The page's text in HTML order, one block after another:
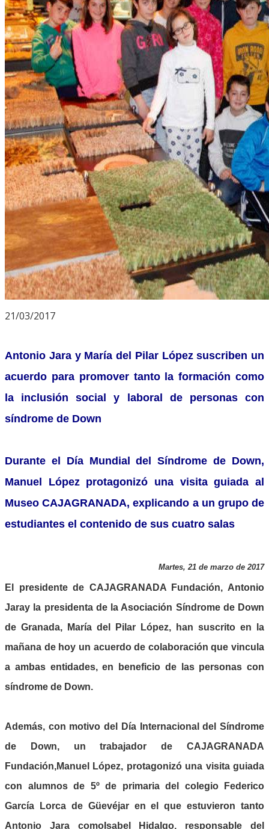
21/03/2017
Antonio Jara y María del Pilar López suscriben un
acuerdo para promover tanto la formación como
la inclusión social y laboral de personas con
síndrome de Down
Durante el Día Mundial del Síndrome de Down,
Manuel López protagonizó una visita guiada al
Museo CAJAGRANADA, explicando a un grupo de
estudiantes el contenido de sus cuatro salas
Martes, 21 de marzo de 2017
El presidente de CAJAGRANADA Fundación, Antonio
Jaray la presidenta de la Asociación Síndrome de Down
de Granada,
María del Pilar López, han suscrito en la
mañana de hoy un acuerdo de colaboración que vincula
a ambas entidades, en beneficio de las personas con
síndrome de Down.
Además, con motivo del Día Internacional del Síndrome
de Down, un trabajador de CAJAGRANADA
Fundación,Manuel López, protagonizó una visita guiada
con alumnos de 5º de primaria del colegio Federico
García Lorca de Güevéjar en el que estuvieron tanto
Antonio Jara comoIsabel Hidalgo, responsable del